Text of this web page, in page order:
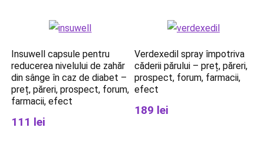
Insuwell capsule pentru
reducerea nivelului de zahăr
din sânge în caz de diabet –
preț, păreri, prospect, forum,
farmacii, efect
111 lei
Verdexedil spray împotriva
căderii părului – preț, păreri,
prospect, forum, farmacii,
efect
189 lei